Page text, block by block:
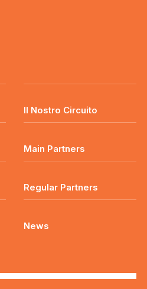
Il Nostro Circuito
Main Partners
Regular Partners
News